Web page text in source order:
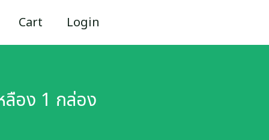
Cart Login
อง 1 กล่อง